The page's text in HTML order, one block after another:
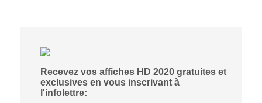
Recevez vos affiches HD 2020 gratuites et
exclusives en vous inscrivant à
l'infolettre: